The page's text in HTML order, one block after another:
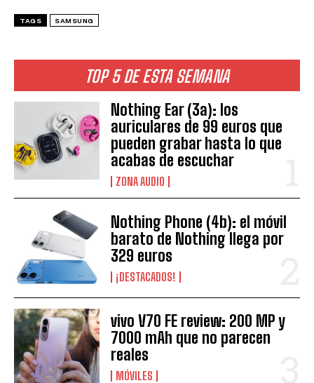
TOP 5 DE ESTA SEMANA
Nothing Ear (3a): los
auriculares de 99 euros que
pueden grabar hasta lo que
acabas de escuchar
ZONA AUDIO
Nothing Phone (4b): el móvil
barato de Nothing llega por
329 euros
¡DESTACADOS!
vivo V70 FE review: 200 MP y
7000 mAh que no parecen
reales
MÓVILES
TAGS SAMSUNG